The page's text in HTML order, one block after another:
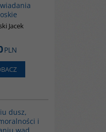
Jacek
PLN
dusz,
i